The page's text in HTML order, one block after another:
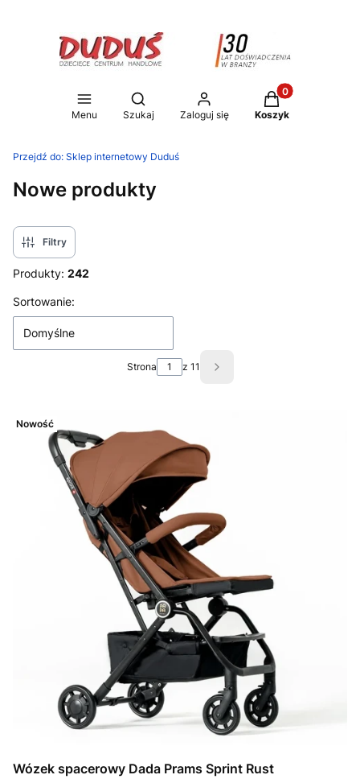
Menu
Otwórz wyszukiwarkę
Szukaj Zaloguj się
Produkty w
Koszyk
Przejdź do: Sklep internetowy Duduś
Nowe produkty
Filtry
Produkty: 242
Lista produktów
Sortowanie:
Domyślne
Strona z 11 Następne produkty
Nowość
Wózek spacerowy Dada Prams Sprint Rust